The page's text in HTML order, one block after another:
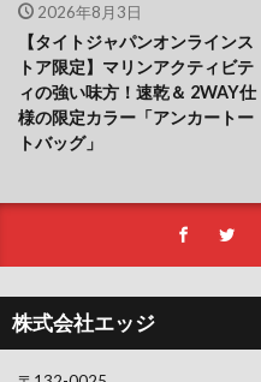
2026年8月3日
【タイトジャパンオンラインス
トア限定】マリンアクティビテ
ィの強い味方！速乾＆ 2WAY仕
様の限定カラー「アンカートー
トバッグ」
株式会社エッジ